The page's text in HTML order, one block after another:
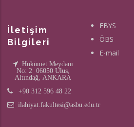
İletişim
Bilgileri
Hükümet Meydanı
No: 2 06050 Ulus,
Altındağ, ANKARA
+90 312 596 48 22
ilahiyat.fakultesi@asbu.edu.tr
EBYS
ÖBS
E-mail